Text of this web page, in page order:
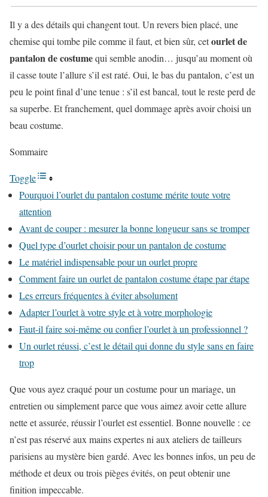
Il y a des détails qui changent tout. Un revers bien placé, une
chemise qui tombe pile comme il faut, et bien sûr, cetourlet de
pantalon de costumequi semble anodin… jusqu’au moment où
il casse toute l’allure s’il est raté. Oui, le bas du pantalon, c’est un
peu le point final d’une tenue : s’il est bancal, tout le reste perd de
sa superbe. Et franchement, quel dommage après avoir choisi un
beau costume.
Sommaire
Toggle
Pourquoi l’ourlet du pantalon costume mérite toute votre
attention
Avant de couper : mesurer la bonne longueur sans se tromper
Quel type d’ourlet choisir pour un pantalon de costume
Le matériel indispensable pour un ourlet propre
Comment faire un ourlet de pantalon costume étape par étape
Les erreurs fréquentes à éviter absolument
Adapter l’ourlet à votre style et à votre morphologie
Faut-il faire soi-même ou confier l’ourlet à un professionnel ?
Un ourlet réussi, c’est le détail qui donne du style sans en faire
trop
Que vous ayez craqué pour un costume pour un mariage, un
entretien ou simplement parce que vous aimez avoir cette allure
nette et assurée, réussir l’ourlet est essentiel. Bonne nouvelle : ce
n’est pas réservé aux mains expertes ni aux ateliers de tailleurs
parisiens au mystère bien gardé. Avec les bonnes infos, un peu de
méthode et deux ou trois pièges évités, on peut obtenir une
finition impeccable.